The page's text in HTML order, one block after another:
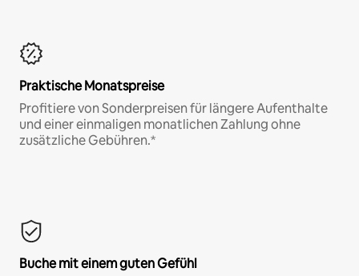
Praktische Monatspreise
Profitiere von Sonderpreisen für längere Aufenthalte
und einer einmaligen monatlichen Zahlung ohne
zusätzliche Gebühren.*
Buche mit einem guten Gefühl